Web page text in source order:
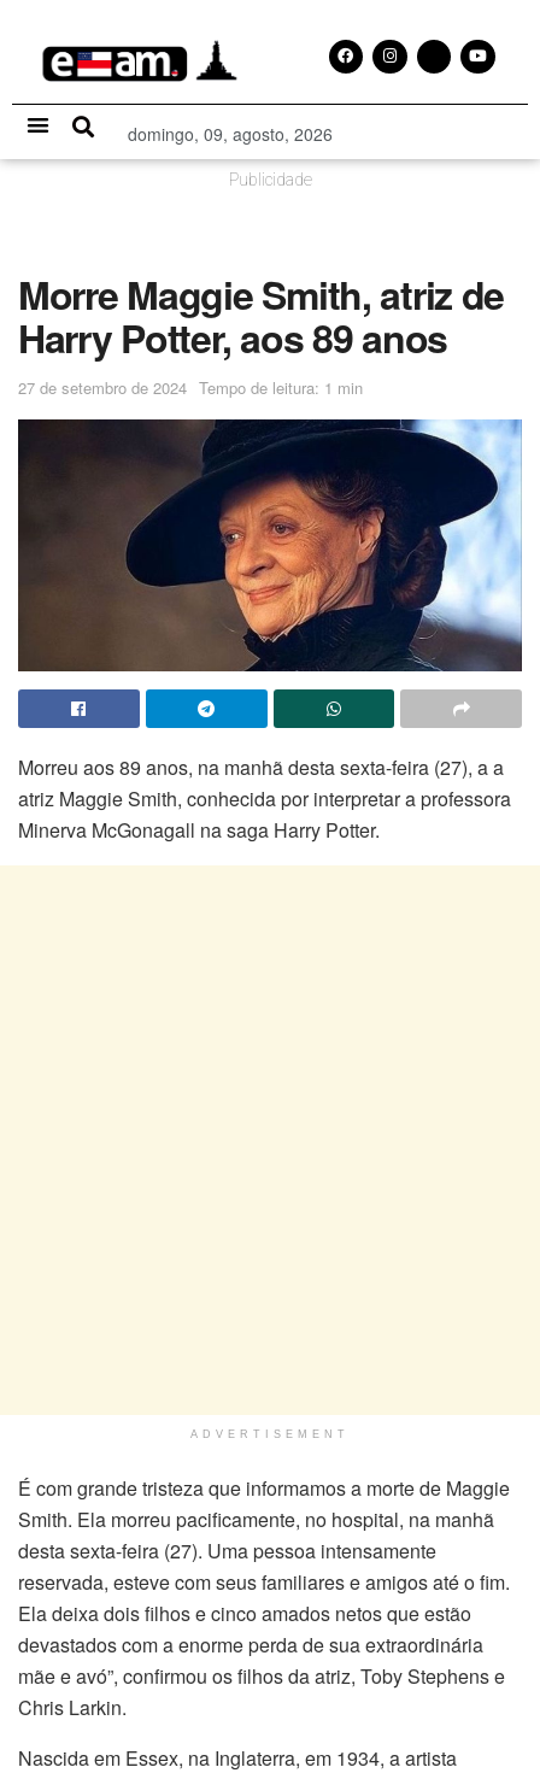
domingo, 09, agosto, 2026
Publicidade
Morre Maggie Smith, atriz de
Harry Potter, aos 89 anos
27 de setembro de 2024 Tempo de leitura: 1 min
Morreu aos 89 anos, na manhã desta sexta-feira (27), a a
atriz Maggie Smith, conhecida por interpretar a professora
Minerva McGonagall na saga Harry Potter.
ADVERTISEMENT
É com grande tristeza que informamos a morte de Maggie
Smith. Ela morreu pacificamente, no hospital, na manhã
desta sexta-feira (27). Uma pessoa intensamente
reservada, esteve com seus familiares e amigos até o fim.
Ela deixa dois filhos e cinco amados netos que estão
devastados com a enorme perda de sua extraordinária
mãe e avó”, confirmou os filhos da atriz, Toby Stephens e
Chris Larkin.
Nascida em Essex, na Inglaterra, em 1934, a artista